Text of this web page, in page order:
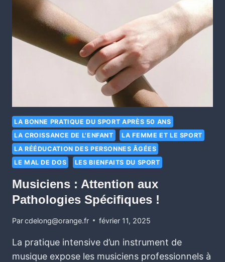
LA BONNE PRATIQUE DU SPORT APRÈS 50 ANS
LA CROISSANCE DE L'ENFANT
LA FEMME ET LE SPORT
LA RÉÉDUCATION DES PERSONNES ÂGÉES
LE MAL DE DOS
LES BIENFAITS DU SPORT
Musiciens : Attention aux
Pathologies Spécifiques !
Parcdelong@orange.fr février 11, 2025
La pratique intensive d’un instrument de
musique expose les musiciens professionnels à